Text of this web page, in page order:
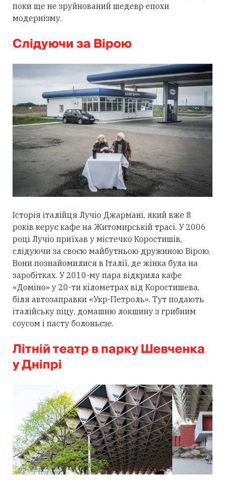
поки ще не зруйнований шедевр епохи
модернізму.
Слідуючи за Вірою
Історія італійця Лучіо Джармані, який вже 8
років керує кафе на Житомирській трасі. У 2006
році Лучіо приїхав у містечко Коростишів,
слідуючи за своєю майбутньою дружиною Вірою.
Вони познайомилися в Італії, де жінка була на
заробітках. У 2010-му пара відкрила кафе
«Доміно» у 20-ти кілометрах від Коростишева,
біля автозаправки «Укр-Петроль». Тут подають
італійську піцу, домашню локшину з грибним
соусом і пасту болоньєзе.
Літній театр в парку Шевченка
у Дніпрі